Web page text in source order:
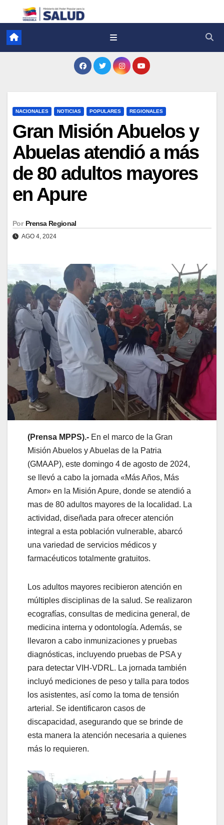
NACIONALES NOTICIAS POPULARES REGIONALES
Gran Misión Abuelos y
Abuelas atendió a más
de 80 adultos mayores
en Apure
Por Prensa Regional
AGO 4, 2024
(Prensa MPPS).- En el marco de la Gran
Misión Abuelos y Abuelas de la Patria
(GMAAP), este domingo 4 de agosto de 2024,
se llevó a cabo la jornada «Más Años, Más
Amor» en la Misión Apure, donde se atendió a
mas de 80 adultos mayores de la localidad. La
actividad, diseñada para ofrecer atención
integral a esta población vulnerable, abarcó
una variedad de servicios médicos y
farmacéuticos totalmente gratuitos.
Los adultos mayores recibieron atención en
múltiples disciplinas de la salud. Se realizaron
ecografías, consultas de medicina general, de
medicina interna y odontología. Además, se
llevaron a cabo inmunizaciones y pruebas
diagnósticas, incluyendo pruebas de PSA y
para detectar VIH-VDRL. La jornada también
incluyó mediciones de peso y talla para todos
los asistentes, así como la toma de tensión
arterial. Se identificaron casos de
discapacidad, asegurando que se brinde de
esta manera la atención necesaria a quienes
más lo requieren.